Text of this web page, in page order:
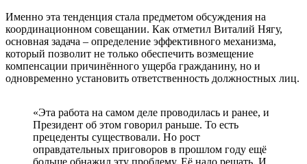
Именно эта тенденция стала предметом обсуждения на
координационном совещании. Как отметил Виталий Нягу,
основная задача – определение эффективного механизма,
который позволит не только обеспечить возмещение
компенсации причинённого ущерба гражданину, но и
одновременно установить ответственность должностных лиц.
«Эта работа на самом деле проводилась и ранее, и
Президент об этом говорил раньше. То есть
прецеденты существовали. Но рост
оправдательных приговоров в прошлом году ещё
больше обнажил эту проблему. Её надо решать. И